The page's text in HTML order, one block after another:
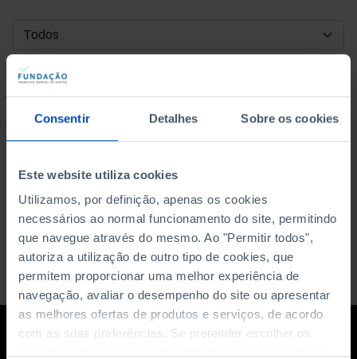
Consentir Detalhes Sobre os cookies
Este website utiliza cookies
Utilizamos, por definição, apenas os cookies
necessários ao normal funcionamento do site, permitindo
que navegue através do mesmo. Ao "Permitir todos",
autoriza a utilização de outro tipo de cookies, que
permitem proporcionar uma melhor experiência de
navegação, avaliar o desempenho do site ou apresentar
as melhores ofertas de produtos e serviços, de acordo
com as suas preferências. Se pretender escolher os
DATA DE INÍCIO
DATA DE FIM